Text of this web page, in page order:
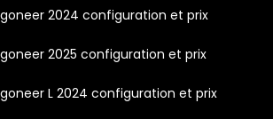
2024 configuration et prix
2025 configuration et prix
L 2024 configuration et prix